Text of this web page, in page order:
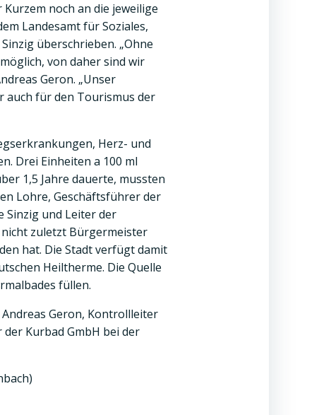
noch an die jeweilige
Landesamt für Soziales,
überschrieben. „Ohne
von daher sind wir
Geron. „Unser
auch für den Tourismus der
Herz- und
Drei Einheiten a 100 ml
1,5 Jahre dauerte, mussten
Lohre, Geschäftsführer der
Sinzig und Leiter der
zuletzt Bürgermeister
hat. Die Stadt verfügt damit
Heiltherme. Die Quelle
füllen.
Geron, Kontrollleiter
Kurbad GmbH bei der